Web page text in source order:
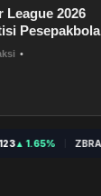
League 2026
Pesepakbola
•